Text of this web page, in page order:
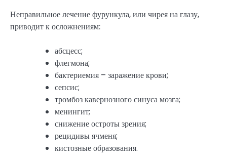
Неправильное лечение фурункула, или чирея на глазу,
приводит к осложнениям:
абсцесс;
флегмона;
бактериемия – заражение крови;
сепсис;
тромбоз кавернозного синуса мозга;
менингит;
снижение остроты зрения;
рецидивы ячменя;
кистозные образования.